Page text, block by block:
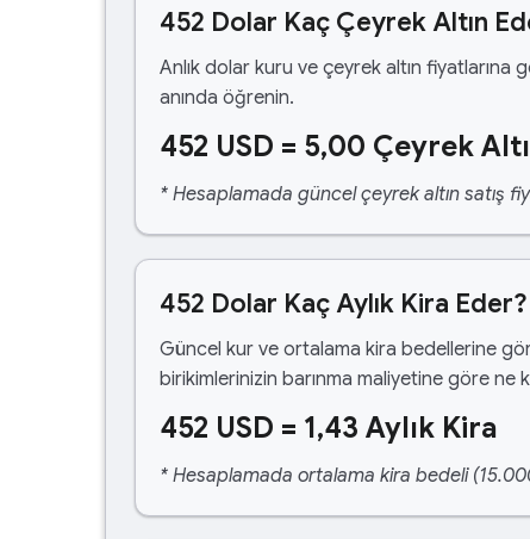
452 Dolar Kaç Çeyrek Altın
Anlık dolar kuru ve çeyrek altın fiyatlarına
anında öğrenin.
452 USD = 5,00 Çeyrek
* Hesaplamada güncel çeyrek altın satış
452 Dolar Kaç Aylık Kira Eder?
Güncel kur ve ortalama kira bedellerine
birikimlerinizin barınma maliyetine göre
452 USD = 1,43 Aylık Kira
* Hesaplamada ortalama kira bedeli